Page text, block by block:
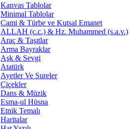
Kanvas Tablolar
Minimal Tablolar
Cami & Türbe ve Kutsal Emanet
ALLAH (c.c.) & Hz. Muhammed (s.a.v.)
Araç & Taşıtlar
Arma Bayraklar
Aşk & Sevgi
Atatürk
Ayetler Ve Sureler
Çiçekler
Dans & Müzik
Esma-ul Hüsna
Etnik Temalı
Haritalar